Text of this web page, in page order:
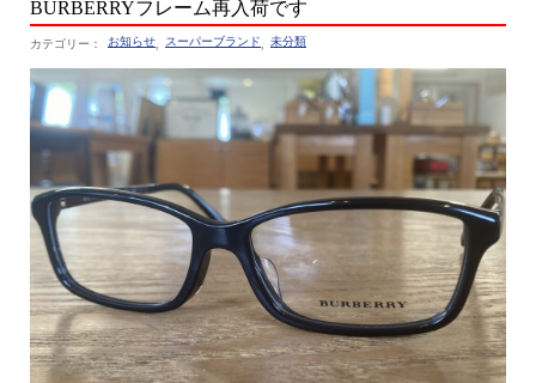
BURBERRYフレーム再入荷です
お知らせ スーパーブランド 未分類